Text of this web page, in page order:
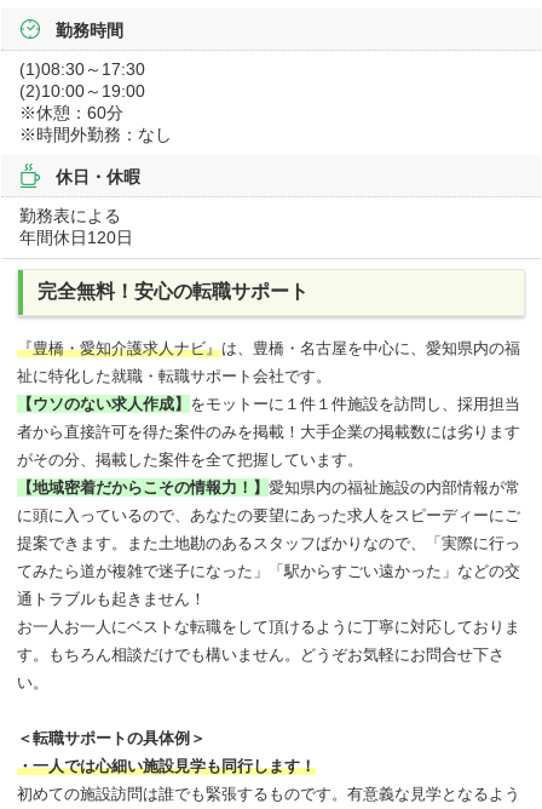
勤務時間
(1)08:30～17:30
(2)10:00～19:00
※休憩：60分
※時間外勤務：なし
休日・休暇
勤務表による
年間休日120日
完全無料！安心の転職サポート
『豊橋・愛知介護求人ナビ』は、豊橋・名古屋を中心に、愛知県内の福
祉に特化した就職・転職サポート会社です。
【ウソのない求人作成】 をモットーに１件１件施設を訪問し、採用担当
者から直接許可を得た案件のみを掲載！大手企業の掲載数には劣ります
がその分、掲載した案件を全て把握しています。
【地域密着だからこその情報力！】愛知県内の福祉施設の内部情報が常
に頭に入っているので、あなたの要望にあった求人をスピーディーにご
提案できます。また土地勘のあるスタッフばかりなので、「実際に行っ
てみたら道が複雑で迷子になった」「駅からすごい遠かった」などの交
通トラブルも起きません！
お一人お一人にベストな転職をして頂けるように丁寧に対応しておりま
す。もちろん相談だけでも構いません。どうぞお気軽にお問合せ下さ
い。
＜転職サポートの具体例＞
・一人では心細い施設見学も同行します！
初めての施設訪問は誰でも緊張するものです。有意義な見学となるよう